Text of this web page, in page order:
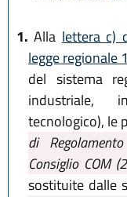
1. Alla lettera c)
legge regionale
del sistema
industriale,
tecnologico), le
di
Consiglio COM
sostituite dalle